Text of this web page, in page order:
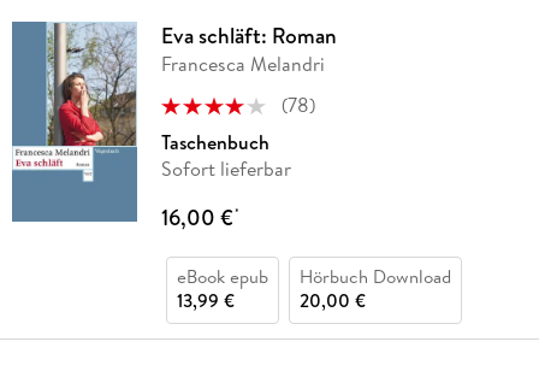
Eva schläft: Roman
Francesca Melandri
(78)
Taschenbuch
Sofort lieferbar
16,00 €*
eBook epub
13,99 €
Hörbuch Download
20,00 €